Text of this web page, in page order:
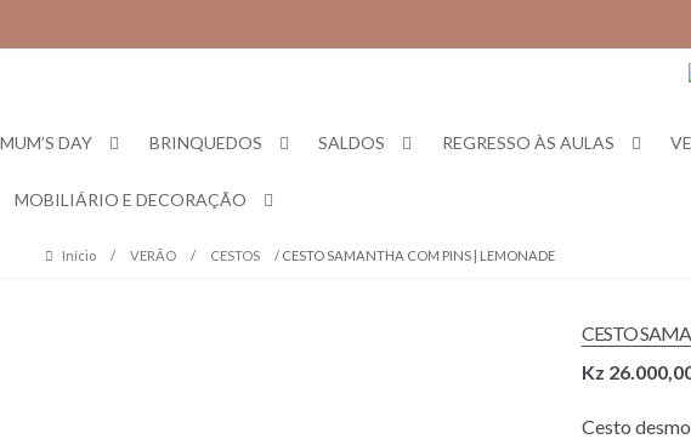
to
to
MUM’S DAY BRINQUEDOS SALDOS REGRESSO ÀS AULAS
MOBILIÁRIO E DECORAÇÃO
Início / VERÃO / CESTOS / CESTO SAMANTHA COM PINS | LEMONADE
CESTO
Kz
Cesto